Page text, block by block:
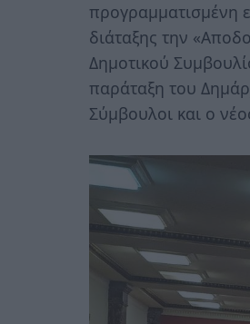
προγραμματισμένη
διάταξης την
Δημοτικού
παράταξη του
Σύμβουλοι και ο